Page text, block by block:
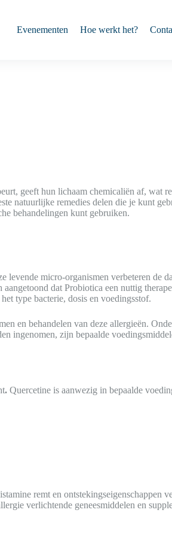
Evenementen Hoe werkt het?
geeft hun lichaam chemicaliën af, wat
natuurlijke remedies delen die je kunt
behandelingen kunt gebruiken.
micro-organismen verbeteren de
dat Probiotica een nuttig
type bacterie, dosis en voedingsstof.
en behandelen van deze allergieën.
ingenomen, zijn bepaalde
. Quercetine is aanwezig in bepaalde
remt en ontstekingseigenschappen
verlichtende geneesmiddelen en